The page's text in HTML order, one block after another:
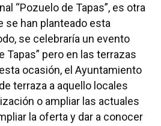
“Pozuelo de Tapas”, es otra
se han planteado esta
se celebraría un evento
Tapas” pero en las terrazas
ocasión, el Ayuntamiento
terraza a aquello locales
o ampliar las actuales
la oferta y dar a conocer